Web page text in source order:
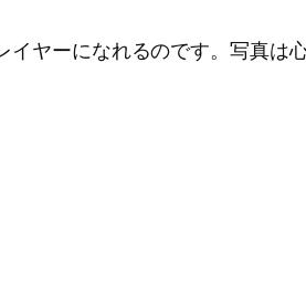
ヤーになれるのです。写真は